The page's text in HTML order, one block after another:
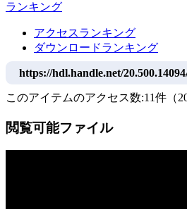
ランキング
アクセスランキング
ダウンロードランキング
https://hdl.handle.net/
このアイテムのアクセス数:11件 （
閲覧可能ファイル